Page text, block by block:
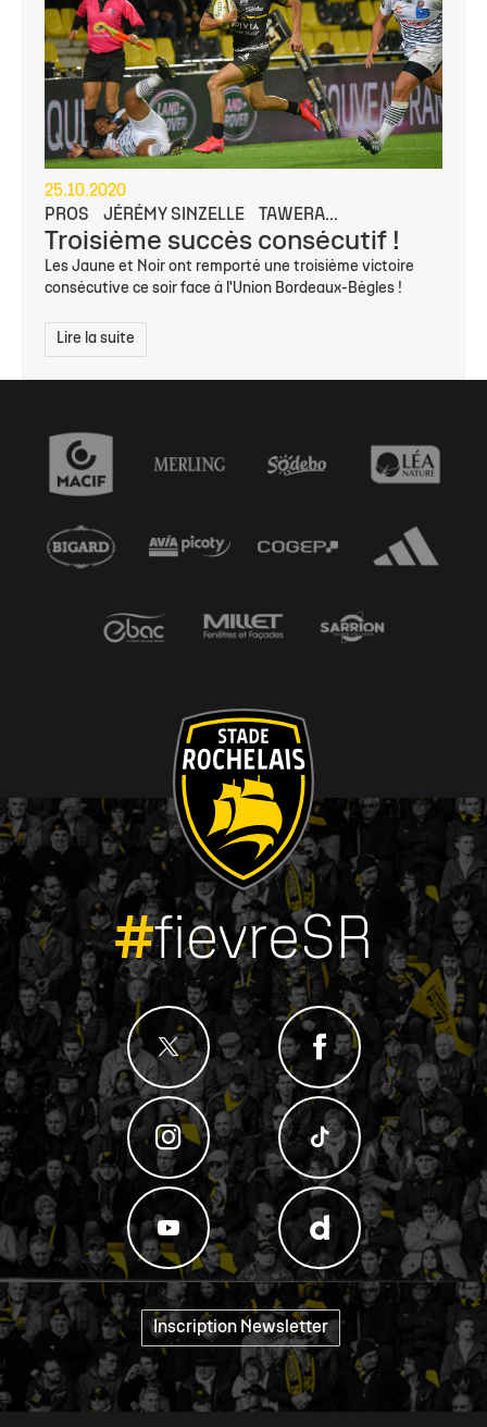
25.10.2020
PROS
JÉRÉMY SINZELLE TAWERA...
Troisième succès consécutif !
Les Jaune et Noir ont remporté une troisième victoire
consécutive ce soir face à l'Union Bordeaux-Bègles !
Lire la suite
#fievreSR
Inscription Newsletter "